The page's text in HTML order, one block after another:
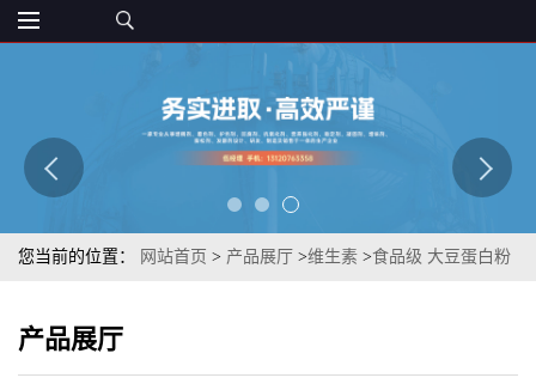
您当前的位置： 网站首页 > 产品展厅 >维生素 >食品级 大豆蛋白粉
产品展厅